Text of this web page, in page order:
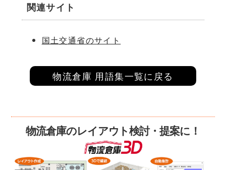
関連サイト
国土交通省のサイト
物流倉庫 用語集一覧に戻る
物流倉庫のレイアウト検討・提案に！